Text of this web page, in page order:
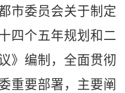
市委员会关于制定
四个五年规划和二
》编制， 全面贯彻
重要部署， 主要阐